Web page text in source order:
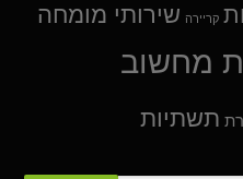
קריירה שירותי מומחה
מחשוב
תשתיות